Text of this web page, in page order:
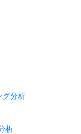
グ分析
析